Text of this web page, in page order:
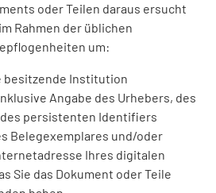
oder Teilen daraus ersucht
Rahmen der üblichen
um:
besitzende Institution
Angabe des Urhebers, des
persistenten Identifiers
Belegexemplares und/oder
Ihres digitalen
Sie das Dokument oder Teile